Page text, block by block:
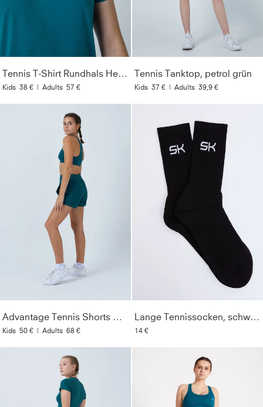
Tennis T-Shirt Rundhals Herren & Jungen, petrol grün
Kids 38 € | Adults 57 €
Tennis Tanktop, petrol grün
Kids 37 € | Adults 39,9 €
Advantage Tennis Shorts mit Ballhalter, petrol grün
Kids 50 € | Adults 68 €
Lange Tennissocken, schwarz
14 €